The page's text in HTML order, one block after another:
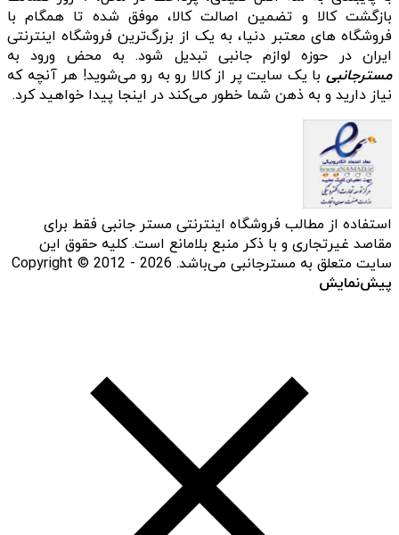
بازگشت کالا و تضمین اصالت کالا، موفق شده تا همگام با
فروشگاه‌ های معتبر دنیا، به یک از بزرگ‌ترین فروشگاه اینترنتی
ایران در حوزه لوازم جانبی تبدیل شود. به محض ورود به
مسترجانبی با یک سایت پر از کالا رو به رو می‌شوید! هر آنچه که
نیاز دارید و به ذهن شما خطور می‌کند در اینجا پیدا خواهید کرد.
استفاده از مطالب فروشگاه اینترنتی مستر جانبی فقط برای
مقاصد غیرتجاری و با ذکر منبع بلامانع است. کلیه حقوق این
سایت متعلق به مسترجانبی می‌باشد. Copyright © 2012 - 2026
پیش‌نمایش